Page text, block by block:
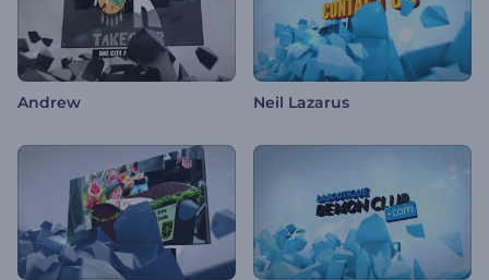
Andrew Neil Lazarus